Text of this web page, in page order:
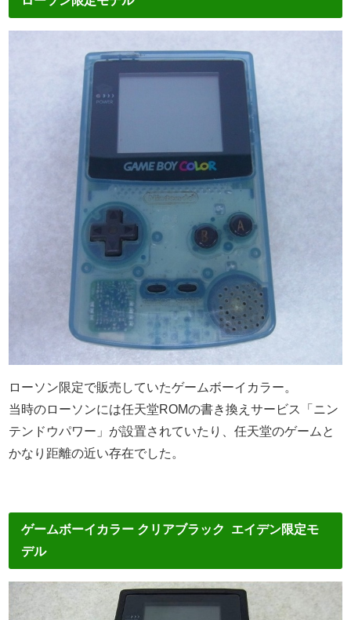
ローソン限定で販売していたゲームボーイカラー。
当時のローソンには任天堂ROMの書き換えサービス「ニン
テンドウパワー」が設置されていたり、任天堂のゲームと
かなり距離の近い存在でした。
ゲームボーイカラー クリアブラック エイデン限定モ
デル